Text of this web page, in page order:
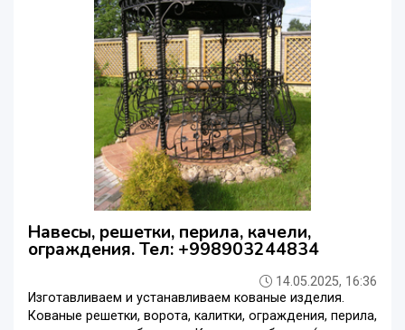
Навесы, решетки, перила, качели,
ограждения. Тел: +998903244834
14.05.2025, 16:36
Изготавливаем и устанавливаем кованые изделия.
Кованые решетки, ворота, калитки, ограждения, перила,